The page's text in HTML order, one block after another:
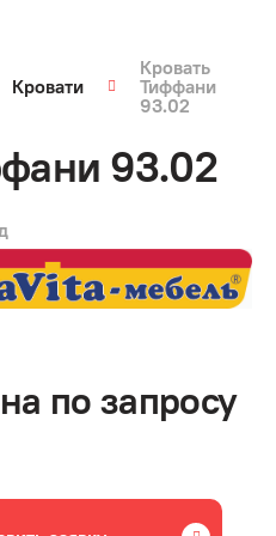
Кровати
Кровать
Тиффани
93.02
93.02
по запросу